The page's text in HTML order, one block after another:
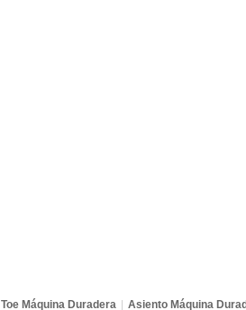
Toe Máquina Duradera Asiento Máquina